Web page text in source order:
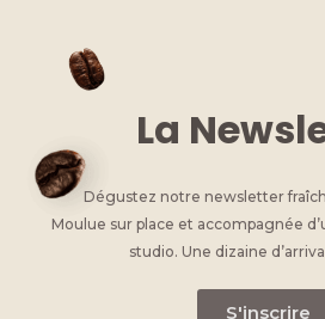
La
Dégustez notre newsletter
Moulue sur place et accompagnée
studio. Une dizaine
S'inscrire